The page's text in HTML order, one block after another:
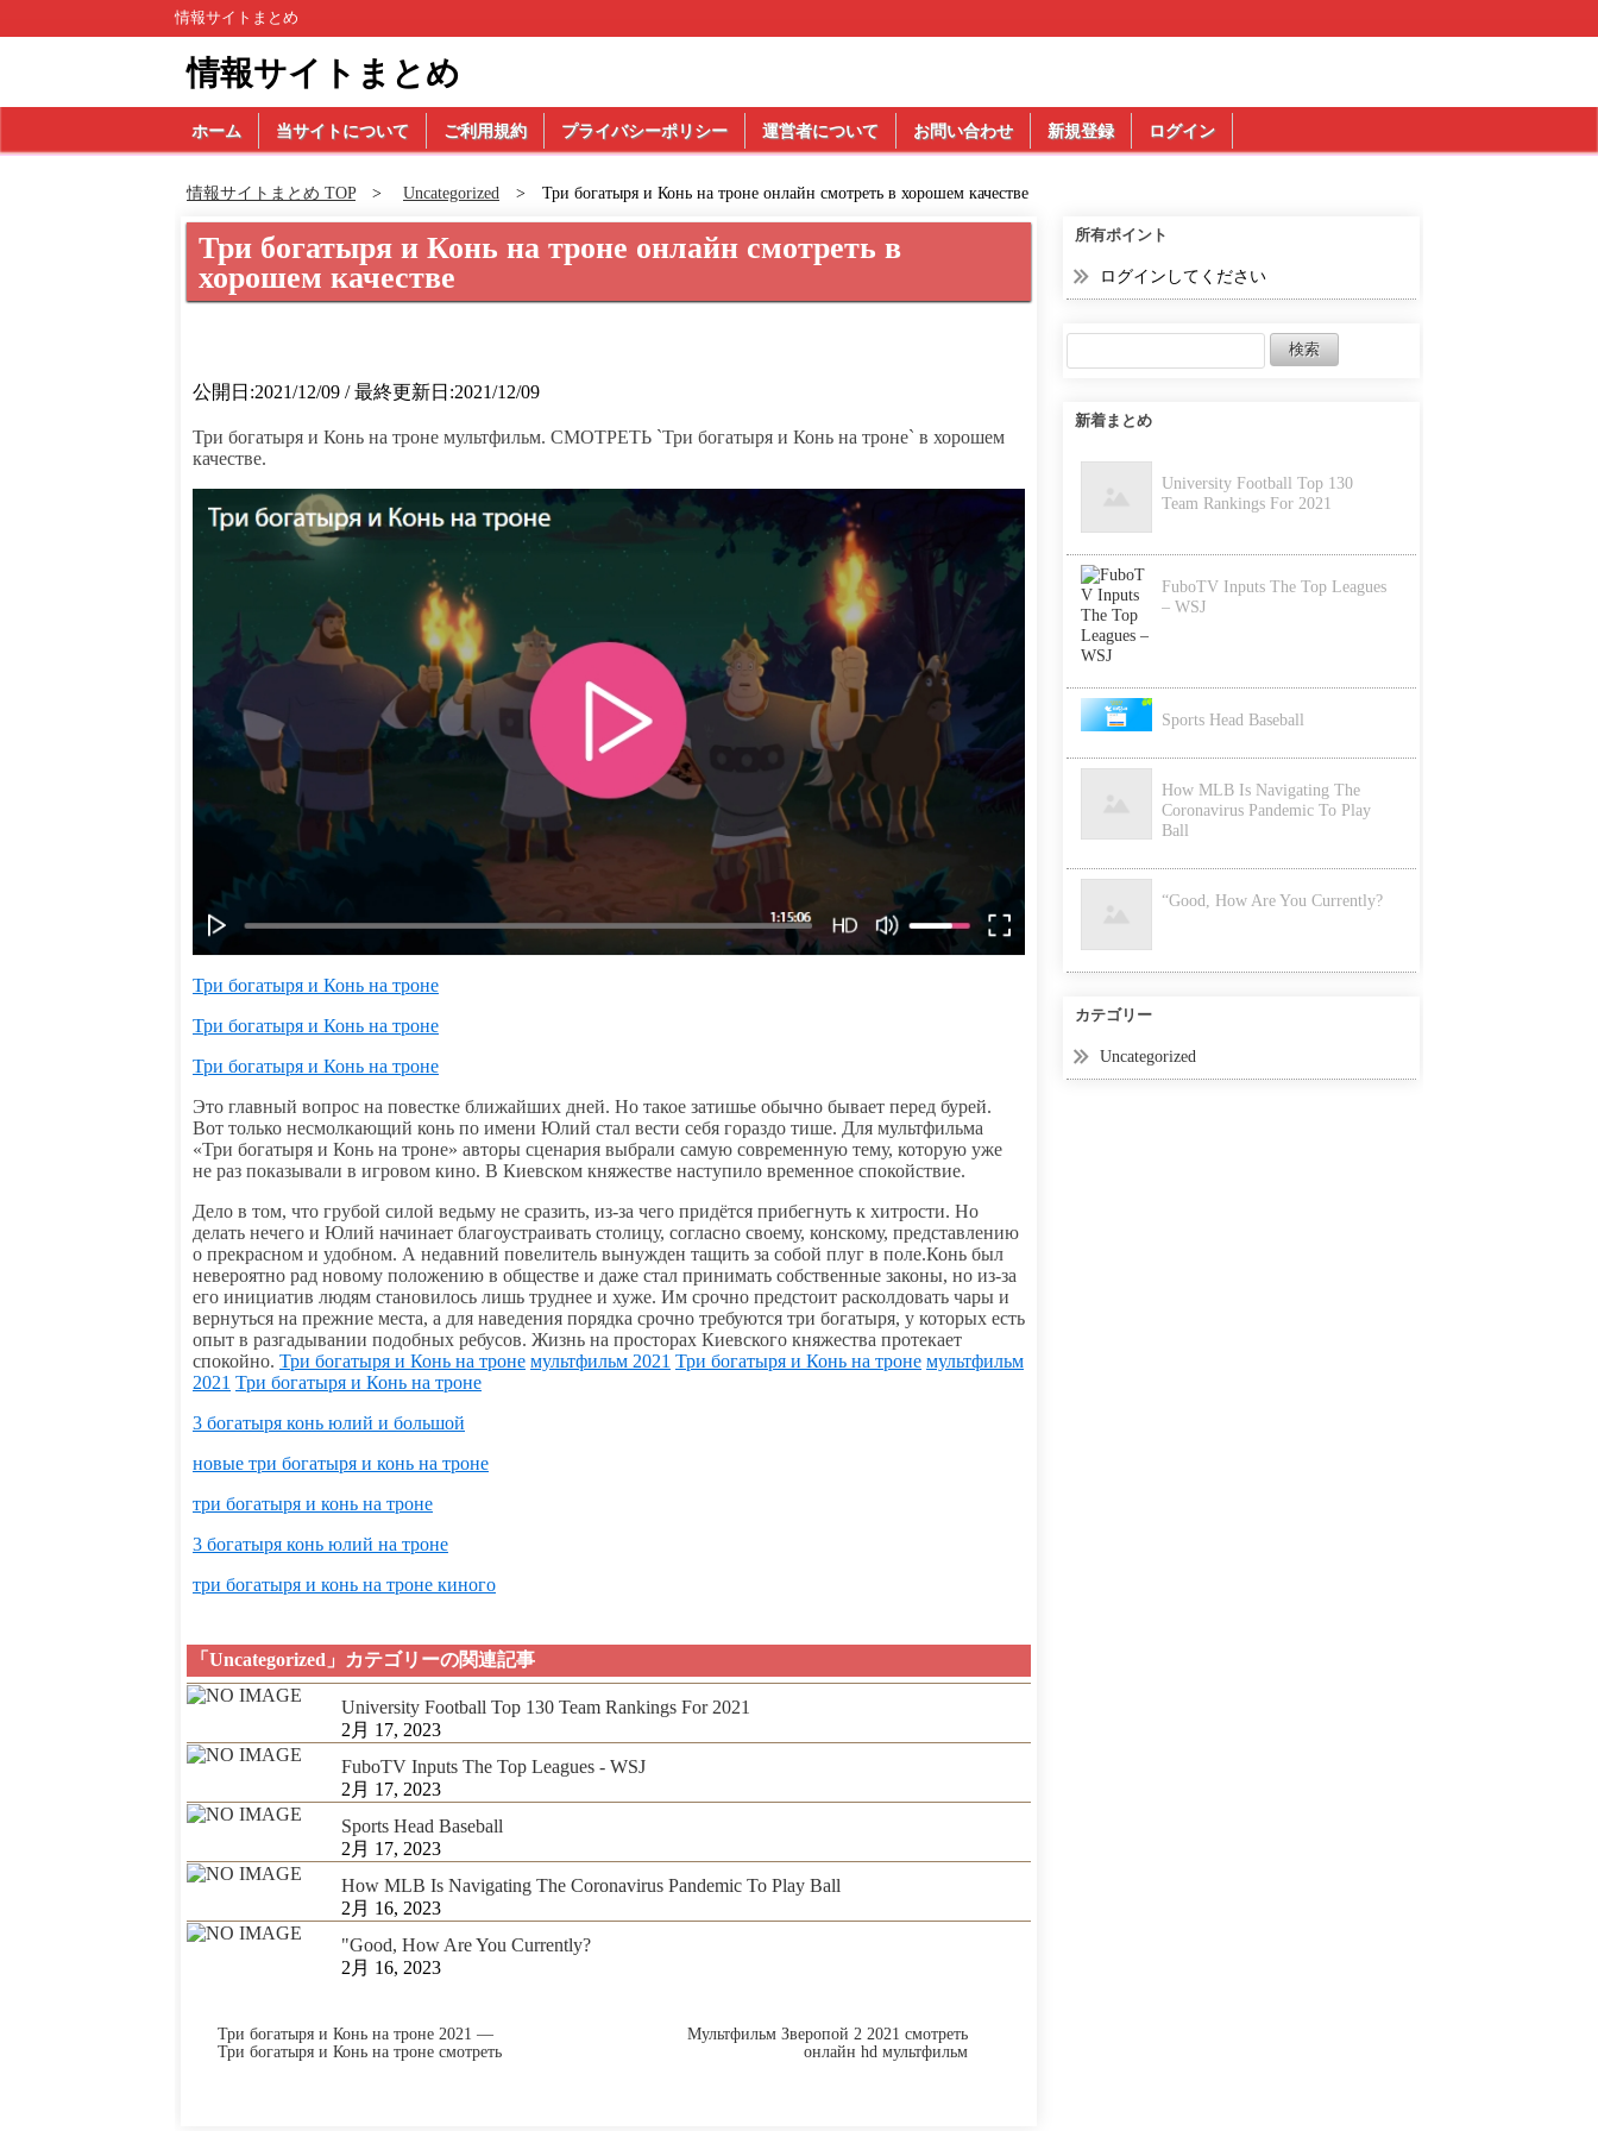
情報サイトまとめ
情報サイトまとめ
ホーム 当サイトについて ご利用規約 プライバシーポリシー 運営者について お問い合わせ 新規登録 ログイン
情報サイトまとめ TOP Uncategorized Три богатыря и Конь на троне онлайн смотреть в хорошем качестве
Три богатыря и Конь на троне онлайн смотреть в
хорошем качестве
公開日:2021/12/09 / 最終更新日:2021/12/09
Три богатыря и Конь на троне мультфильм. СМОТРЕТЬ `Три богатыря и Конь на троне` в хорошем
качестве.
Три богатыря и Конь на троне
Три богатыря и Конь на троне
Три богатыря и Конь на троне
Это главный вопрос на повестке ближайших дней. Но такое затишье обычно бывает перед бурей.
Вот только несмолкающий конь по имени Юлий стал вести себя гораздо тише. Для мультфильма
«Три богатыря и Конь на троне» авторы сценария выбрали самую современную тему, которую уже
не раз показывали в игровом кино. В Киевском княжестве наступило временное спокойствие.
Дело в том, что грубой силой ведьму не сразить, из-за чего придётся прибегнуть к хитрости. Но
делать нечего и Юлий начинает благоустраивать столицу, согласно своему, конскому, представлению
о прекрасном и удобном. А недавний повелитель вынужден тащить за собой плуг в поле.Конь был
невероятно рад новому положению в обществе и даже стал принимать собственные законы, но из-за
его инициатив людям становилось лишь труднее и хуже. Им срочно предстоит расколдовать чары и
вернуться на прежние места, а для наведения порядка срочно требуются три богатыря, у которых есть
опыт в разгадывании подобных ребусов. Жизнь на просторах Киевского княжества протекает
спокойно. Три богатыря и Конь на троне мультфильм 2021 Три богатыря и Конь на троне мультфильм
2021 Три богатыря и Конь на троне
3 богатыря конь юлий и большой
новые три богатыря и конь на троне
три богатыря и конь на троне
3 богатыря конь юлий на троне
три богатыря и конь на троне киного
「Uncategorized」カテゴリーの関連記事
University Football Top 130 Team Rankings For 2021
2月 17, 2023
FuboTV Inputs The Top Leagues - WSJ
2月 17, 2023
Sports Head Baseball
2月 17, 2023
How MLB Is Navigating The Coronavirus Pandemic To Play Ball
2月 16, 2023
"Good, How Are You Currently?
2月 16, 2023
Три богатыря и Конь на троне 2021 —
Три богатыря и Конь на троне смотреть
Мультфильм Зверопой 2 2021 смотреть
онлайн hd мультфильм
所有ポイント
ログインしてください
新着まとめ
University Football Top 130
Team Rankings For 2021
FuboTV Inputs The Top Leagues
– WSJ
Sports Head Baseball
How MLB Is Navigating The
Coronavirus Pandemic To Play
Ball
“Good, How Are You Currently?
カテゴリー
Uncategorized